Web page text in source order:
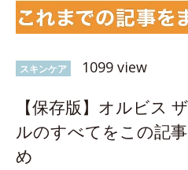
スキンケア 1099 view
【保存版】オルビス
ルのすべてをこの記
め